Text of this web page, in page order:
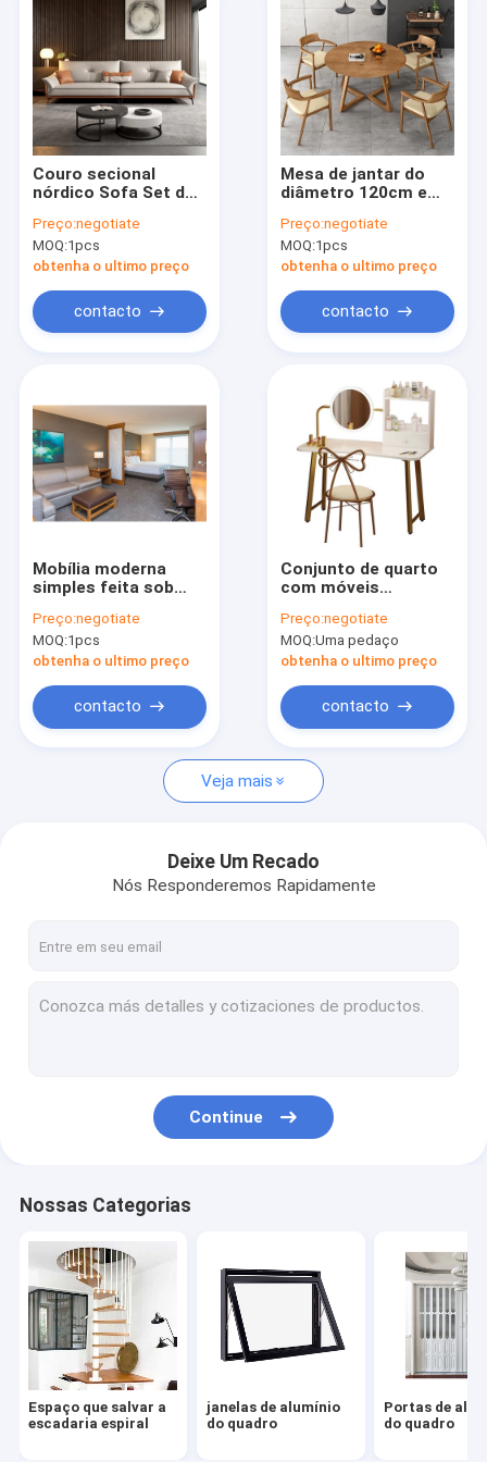
produtos
Vídeos
Show de RV
Espaço que salvar a escadaria espiral
janelas de alumínio do quadro
Portas de alumínio do quadro
Trilhos interiores da escada
Armários de cozinha modulares
Armários de banheiro personalizados
Porta automatizada da garagem
Porta de madeira do MDF
Mobília do hotel da parte alta
Parede de cortina de alumínio
Couro secional
nórdico Sofa Set de
casa pequena 3 4
Seater
Preço:negotiate
MOQ:1pcs
obtenha o ultimo preço
contacto
Mesa de jantar do
diâmetro 120cm e
redondos da cadeira
para a casa de
campo do pátio
Preço:negotiate
MOQ:1pcs
obtenha o ultimo preço
contacto
Mobília moderna
simples feita sob
de quarto de Ash Oak
Beech Teak Home
Preço:negotiate
MOQ:1pcs
obtenha o ultimo preço
contacto
Conjunto de quarto
com móveis
clássicos modernos,
penteadeira com
acabamento em
Preço:negotiate
MOQ:Uma pedaço
obtenha o ultimo preço
contacto
Veja mais
Deixe Um Recado
Nós Responderemos Rapidamente
Continue
Nossas Categorias
Espaço que salvar a
escadaria espiral
janelas de alumínio
do quadro
Portas de
do quadro